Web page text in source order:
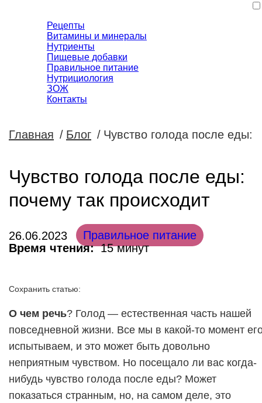
Рецепты
Витамины и минералы
Нутриенты
Пищевые добавки
Правильное питание
Нутрициология
ЗОЖ
Контакты
Главная / Блог / Чувство голода после еды:
Чувство голода после еды:
почему так происходит
26.06.2023
Правильное питание
Время чтения: 15 минут
Сохранить статью:
О чем речь? Голод — естественная часть нашей
повседневной жизни. Все мы в какой-то момент
испытываем, и это может быть довольно
неприятным чувством. Но посещало ли вас когда-
нибудь чувство голода после еды? Может
показаться странным, но, на самом деле, это